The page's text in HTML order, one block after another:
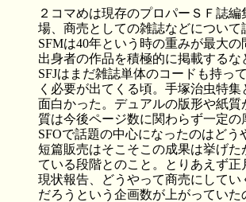
２コマめは現存のプロパーＳＦ誌
場、商売としての雑誌などについて
SFMは40年という時の重みが最大
出身者の作品を積極的に掲載する
SFJはまだ雑誌単体のコードも持っ
く必要が出てくる頃。手塚治虫特
面白かった。デュアルの版形や紙
質は今後ページ数に関わらず一定
SFOで話題の中心になったのはど
短篇販売はそこそこの成果は挙げ
ている段階とのこと。とりあえず正
現状報告、どうやって商売にして
だろうという企画数が上がっていた